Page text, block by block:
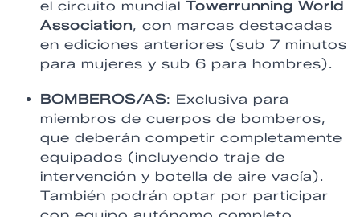
el circuito mundial Towerrunning World
Association, con marcas destacadas
en ediciones anteriores (sub 7 minutos
para mujeres y sub 6 para hombres).
BOMBEROS/AS: Exclusiva para
miembros de cuerpos de bomberos,
que deberán competir completamente
equipados (incluyendo traje de
intervención y botella de aire vacía).
También podrán optar por participar